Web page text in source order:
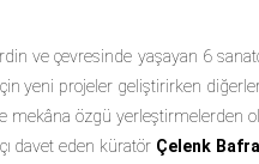
ve çevresinde yaşayan 6
yeni projeler geliştirirken
mekâna özgü yerleştirmelerden
davet eden küratör Çelenk Bafra